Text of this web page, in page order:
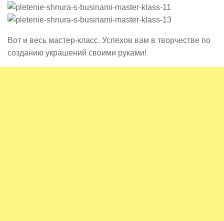
Вот и весь мастер-класс. Успехов вам в творчестве по
созданию украшений своими руками!